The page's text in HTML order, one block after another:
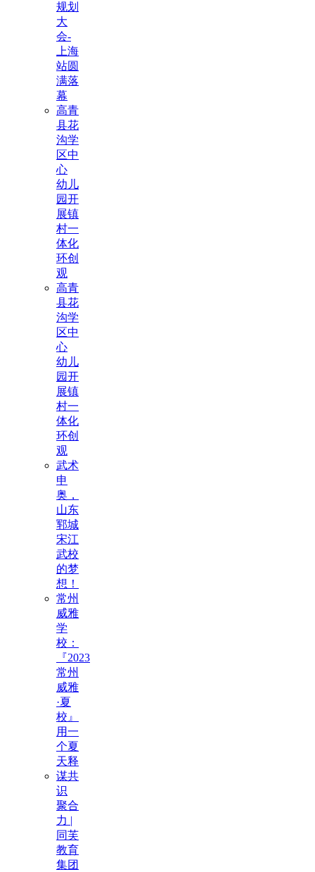
规划
大
会-
上海
站圆
满落
幕
高青
县花
沟学
区中
心
幼儿
园开
展镇
村一
体化
环创
观
高青
县花
沟学
区中
心
幼儿
园开
展镇
村一
体化
环创
观
武术
申
奥，
山东
郓城
宋江
武校
的梦
想！
常州
威雅
学
校：
『2023
常州
威雅
·夏
校』
用一
个夏
天释
谋共
识
聚合
力 |
同芙
教育
集团